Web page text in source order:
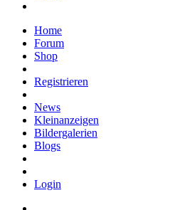
Home
Forum
Shop
Registrieren
News
Kleinanzeigen
Bildergalerien
Blogs
Login